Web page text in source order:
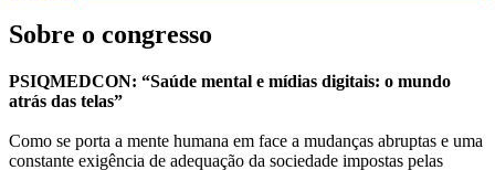
Sobre o congresso
PSIQMEDCON: “Saúde mental e mídias digitais: o mundo
atrás das telas”
Como se porta a mente humana em face a mudanças abruptas e uma
constante exigência de adequação da sociedade impostas pelas